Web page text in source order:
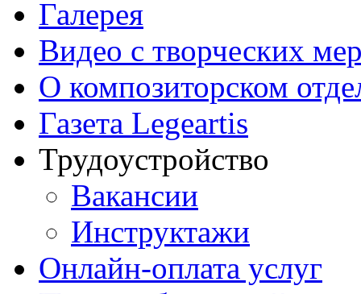
Галерея
Видео с творческих
О композиторском
Газета Legeartis
Трудоустройство
Вакансии
Инструктажи
Онлайн-оплата услуг